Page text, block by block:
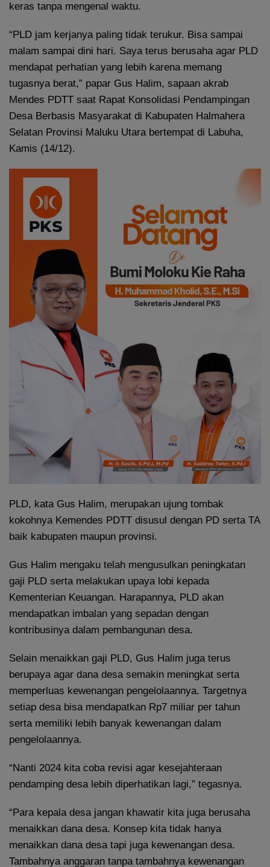
keras tanpa mengenal waktu.
“PLD jam kerjanya paling tidak terukur. Bisa sampai
malam sampai dini hari. Saya terus berusaha agar PLD
mendapat perhatian yang lebih karena memang
tugasnya berat,” papar Gus Halim, sapaan akrab
Mendes PDTT saat Rapat Konsolidasi Pendampingan
Desa Berbasis Masyarakat di Kabupaten Halmahera
Selatan Provinsi Maluku Utara bertempat di Labuha,
Kamis (14/12).
PLD, kata Gus Halim, merupakan ujung tombak
kokohnya Kemendes PDTT disusul dengan PD serta TA
baik kabupaten maupun provinsi.
Gus Halim mengaku telah mengusulkan peningkatan
gaji PLD serta melakukan upaya lobi kepada
Kementerian Keuangan. Harapannya, PLD akan
mendapatkan imbalan yang sepadan dengan
kontribusinya dalam pembangunan desa.
Selain menaikkan gaji PLD, Gus Halim juga terus
berupaya agar dana desa semakin meningkat serta
memperluas kewenangan pengelolaannya. Targetnya
setiap desa bisa mendapatkan Rp7 miliar per tahun
serta memiliki lebih banyak kewenangan dalam
pengelolaannya.
“Nanti 2024 kita coba revisi agar kesejahteraan
pendamping desa lebih diperhatikan lagi,” tegasnya.
“Para kepala desa jangan khawatir kita juga berusaha
menaikkan dana desa. Konsep kita tidak hanya
menaikkan dana desa tapi juga kewenangan desa.
Tambahnya anggaran tanpa tambahnya kewenangan